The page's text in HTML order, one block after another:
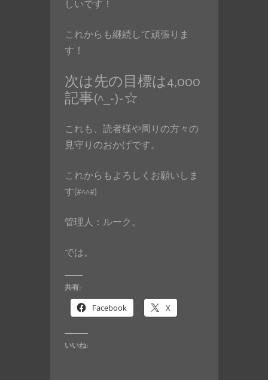
しいです！
これからも継続して頑張りま
す！
次は先の目標は4,000
記事(^_-)-☆
これも、読者様や周りの方々の
見守りのおかげです。
これからもよろしくお願いしま
す(#^^#)
管理人：ルーク。
では。
共有:
Facebook X
いいね: